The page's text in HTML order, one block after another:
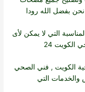
نحن بفضل الله رودا
التي لا يمكن لأى
24
الكويت , فني الصحي
والخدمات التي